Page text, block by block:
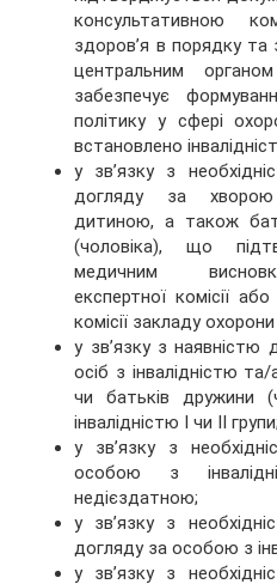
консультативною
здоров’я в порядку
центральним
забезпечує
політику у сфері
встановлено
у зв’язку з
догляду за хворою
дитиною, а також
(чоловіка), що
медичним
експертної комісії
комісії закладу
у зв’язку з наявністю
осіб з інвалідністю
чи батьків дружини
інвалідністю I чи II групи;
у зв’язку з
особою з
недієздатною;
у зв’язку з
догляду за особою з
у зв’язку з